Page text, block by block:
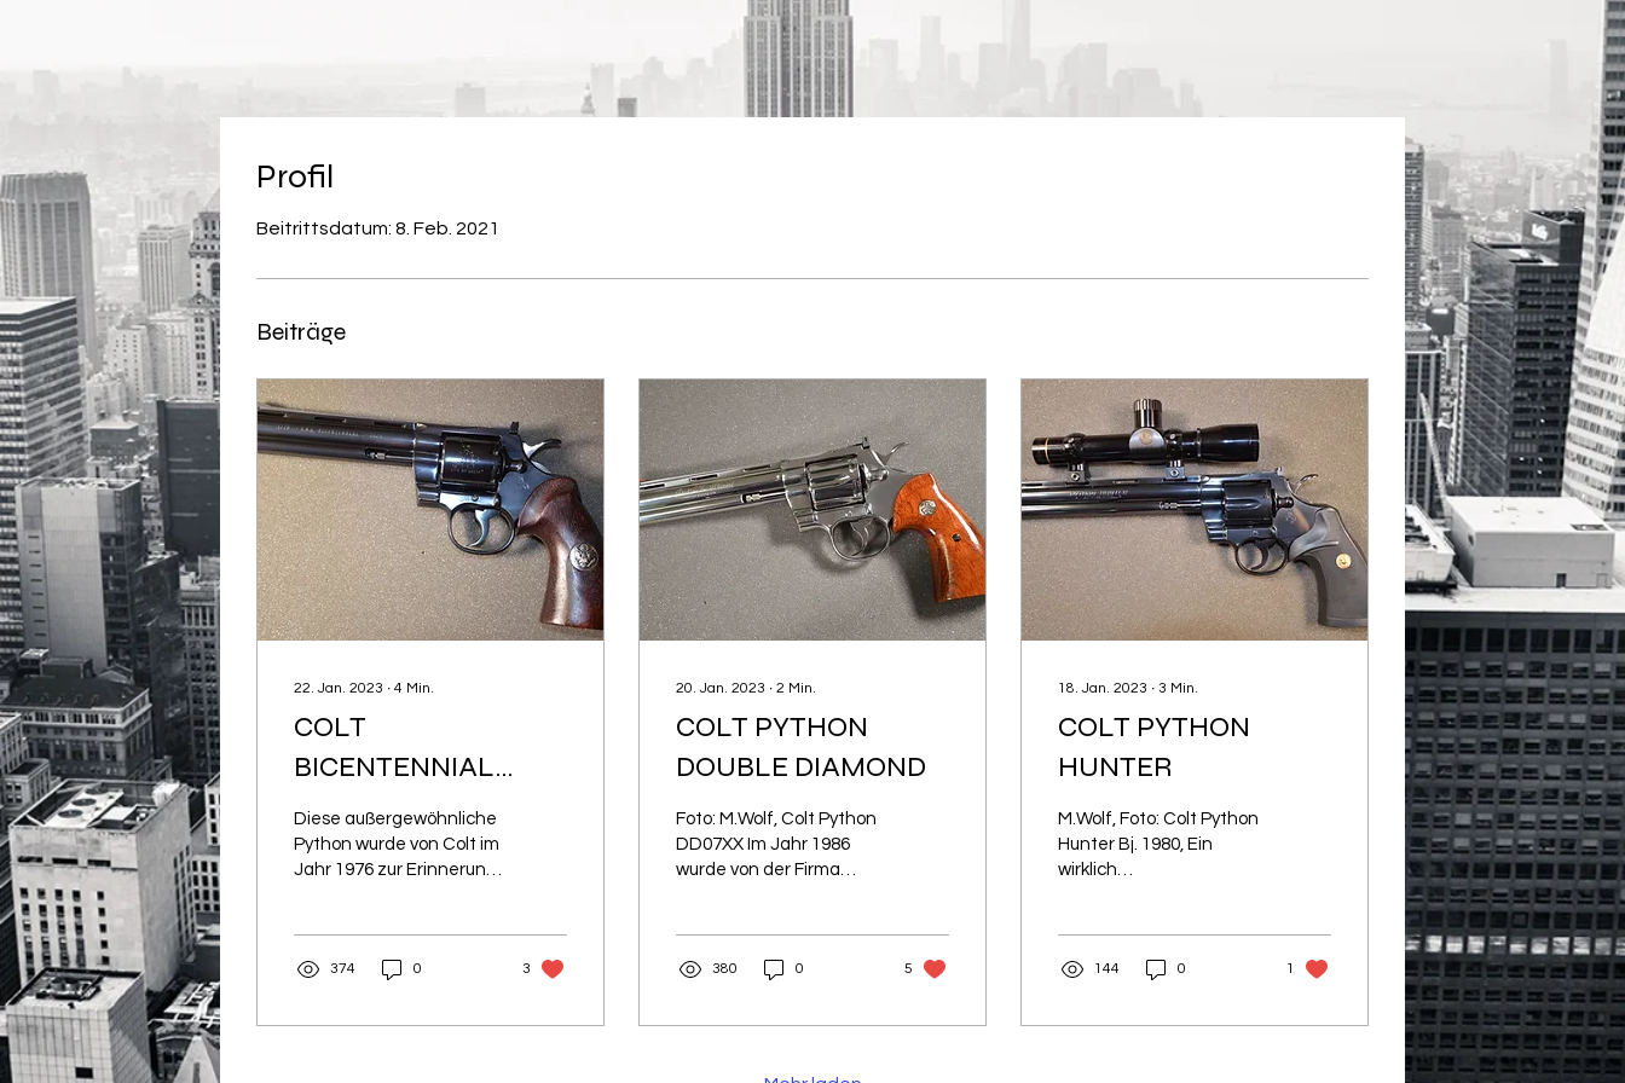
Profil
Beitrittsdatum: 8. Feb. 2021
Beiträge
22. Jan. 2023 ∙ 4 Min.
COLT
BICENTENNIAL
PYTHON
Diese außergewöhnliche
Python wurde von Colt im
Jahr 1976 zur Erinnerung
Amerika geschaffen.
Revolver produziert,
374 0 3
20. Jan. 2023 ∙ 2 Min.
COLT PYTHON
DOUBLE DIAMOND
Foto: M.Wolf, Colt Python
DD07XX Im Jahr 1986
wurde von der Firma
Samuel Colt das
Unternehmen in eine
umgewandelt. Der neue
380 0 5
18. Jan. 2023 ∙ 3 Min.
COLT PYTHON
HUNTER
M.Wolf, Foto: Colt Python
Hunter Bj. 1980, Ein
wirklich
Hartford...
144 0 1